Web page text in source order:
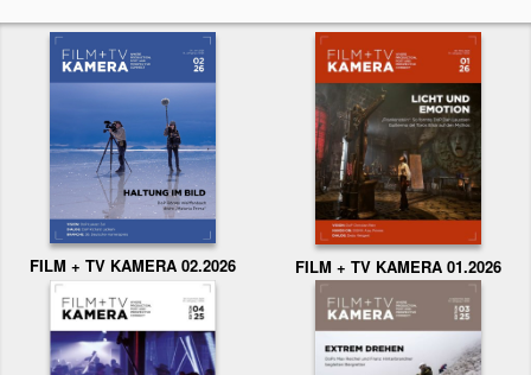
FILM + TV KAMERA 02.2026 FILM + TV KAMERA 01.2026